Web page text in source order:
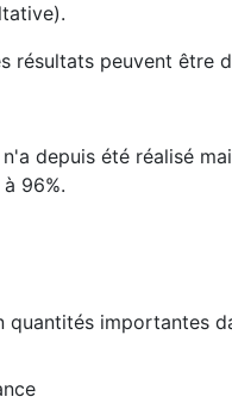
résultats peuvent être
depuis été réalisé
96%.
importantes